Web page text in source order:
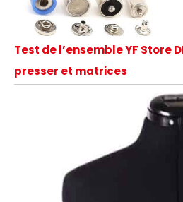
Test de l’ensemble YF Store
presser et matrices